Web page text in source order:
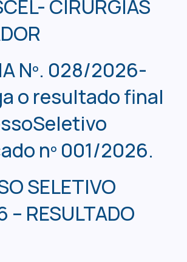
CIRURGIAS
Nº. 028/2026-
o resultado final
nº 001/2026.
SELETIVO
RESULTADO